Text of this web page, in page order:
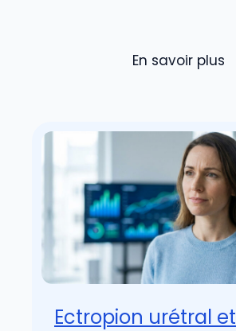
En savoir plus
Ectropion urétral et